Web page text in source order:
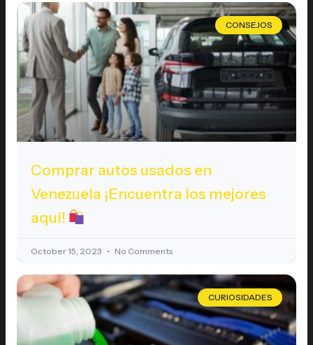
CONSEJOS
Comprar autos usados en
Venezuela ¡Encuentra los mejores
aquí!
October 15, 2023 No Comments
CURIOSIDADES